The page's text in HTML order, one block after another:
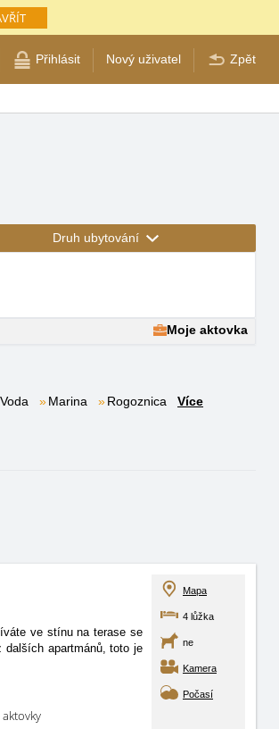
Přihlásit Nový uživatel Zpět
Druh ubytování
Moje aktovka
Marina Rogoznica
Více
ve stínu na terase se
dalších apartmánů, toto je
Mapa
4 lůžka
ne
Kamera
Počasí